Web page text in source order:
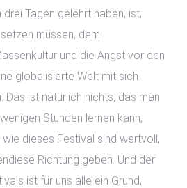
Tagen gelehrt haben, ist,
müssen, dem
und die Angst vor den
globalisierte Welt mit sich
Das ist natürlich nichts, das man
Stunden lernen kann,
dieses Festival sind wertvoll,
Richtung geben. Und der
ist für uns alle ein Grund,